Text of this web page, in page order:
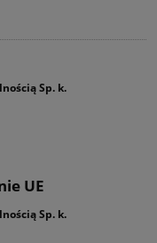
Sp. k.
UE
Sp. k.